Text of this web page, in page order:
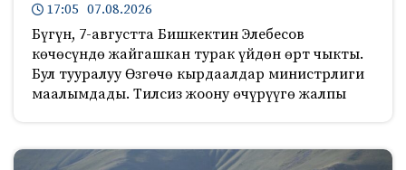
17:05 07.08.2026
Бүгүн, 7-августта Бишкектин Элебесов
көчөсүндө жайгашкан турак үйдөн өрт чыкты.
Бул тууралуу Өзгөчө кырдаалдар министрлиги
маалымдады. Тилсиз жоону өчүрүүгө жалпы